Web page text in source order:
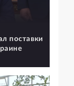
поставки